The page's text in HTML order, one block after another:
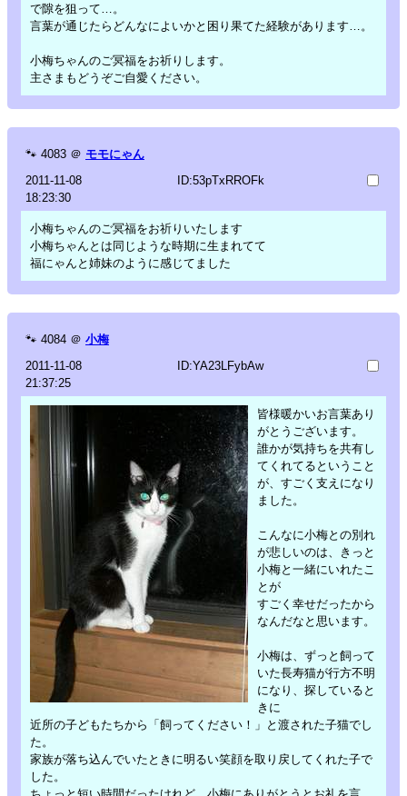
で隙を狙って…。
言葉が通じたらどんなによいかと困り果てた経験があります…。
小梅ちゃんのご冥福をお祈りします。
主さまもどうぞご自愛ください。
🐾 4083 ＠ モモにゃん
2011-11-08
18:23:30
ID:53pTxRROFk
小梅ちゃんのご冥福をお祈りいたします
小梅ちゃんとは同じような時期に生まれてて
福にゃんと姉妹のように感じてました
🐾 4084 ＠ 小梅
2011-11-08
21:37:25
ID:YA23LFybAw
皆様暖かいお言葉あり
がとうございます。
誰かが気持ちを共有し
てくれてるということ
が、すごく支えになり
ました。
こんなに小梅との別れ
が悲しいのは、きっと
小梅と一緒にいれたこ
とが
すごく幸せだったから
なんだなと思います。
小梅は、ずっと飼って
いた長寿猫が行方不明
になり、探していると
きに
近所の子どもたちから「飼ってください！」と渡された子猫でし
た。
家族が落ち込んでいたときに明るい笑顔を取り戻してくれた子で
した。